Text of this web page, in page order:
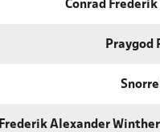
Conrad
Praygod
Frederik Alexander